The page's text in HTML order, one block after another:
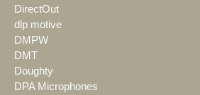
DirectOut
dlp motive
DMPW
DMT
Doughty
DPA Microphones